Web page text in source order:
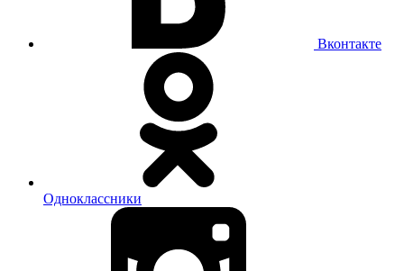
Вконтакте
Одноклассники